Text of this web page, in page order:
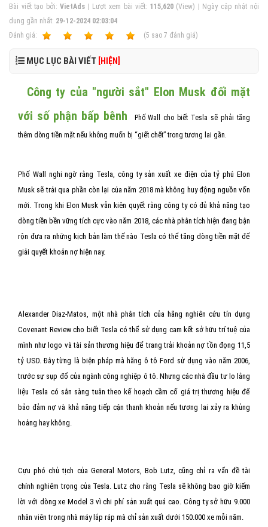
Bài viết tạo bởi:VietAds | Lượt xem bài viết: 115,620(View) | Ngày cập nhật nội
dung gần nhất: 29-12-2024 02:03:04
Ðánh giá:
(5 sao 7 đánh giá)
MỤC LỤC BÀI VIẾT [HIỆN]
Công ty của "người sắt" Elon Musk đối mặt
với số phận bấp bênh
Phố Wall cho biết Tesla sẽ phải tăng
thêm dòng tiền mặt nếu không muốn bị “giết chết” trong tương lai gần.
Phố Wall nghi ngờ rằng Tesla, công ty sản xuất xe điện của tỷ phú Elon
Musk sẽ trải qua phần còn lại của năm 2018 mà không huy động nguồn vốn
mới. Trong khi Elon Musk vẫn kiên quyết rằng công ty có đủ khả năng tạo
dòng tiền bền vững tích cực vào năm 2018, các nhà phân tích hiện đang bận
rộn đưa ra những kịch bản làm thế nào Tesla có thể tăng dòng tiền mặt để
giải quyết khoản nợ hiện nay.
Alexander Diaz-Matos, một nhà phân tích của hãng nghiên cứu tín dụng
Covenant Review cho biết Tesla có thể sử dụng cam kết sở hữu trí tuệ của
mình như logo và tài sản thương hiệu để trang trải khoản nợ tồn đọng 11,5
tỷ USD. Đây từng là biện pháp mà hãng ô tô Ford sử dụng vào năm 2006,
trước sự sụp đổ của ngành công nghiệp ô tô. Nhưng các nhà đầu tư lo lắng
liệu Tesla có sẵn sàng tuân theo kế hoạch cầm cố giá trị thương hiệu để
bảo đảm nợ và khả năng tiếp cận thanh khoản nếu tương lai xảy ra khủng
hoảng hay không.
Cựu phó chủ tịch của General Motors, Bob Lutz, cũng chỉ ra vấn đề tài
chính nghiêm trọng của Tesla. Lutz cho rằng Tesla sẽ không bao giờ kiếm
lời với dòng xe Model 3 vì chi phí sản xuất quá cao. Công ty sở hữu 9.000
nhân viên trong nhà máy lắp ráp mà chỉ sản xuất dưới 150.000 xe mỗi năm.